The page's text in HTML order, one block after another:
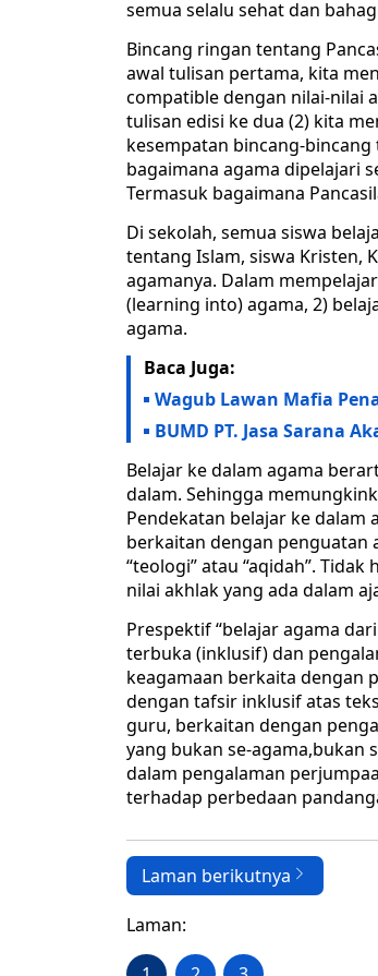
semua selalu sehat dan
Bincang ringan tentang
awal tulisan pertama, kita
compatible dengan nilai-nilai
tulisan edisi ke dua (2) kita
kesempatan bincang-
bagaimana agama dipelajari
Termasuk bagaimana
Di sekolah, semua siswa
tentang Islam, siswa Kristen,
agamanya. Dalam
(learning into) agama, 2)
agama.
Baca Juga:
Wagub Lawan Mafia
BUMD PT. Jasa Sarana
Belajar ke dalam agama
dalam. Sehingga
Pendekatan belajar ke
berkaitan dengan penguatan
“teologi” atau “aqidah”.
nilai akhlak yang ada dalam
Prespektif “belajar agama
terbuka (inklusif) dan
keagamaan berkaita dengan
dengan tafsir inklusif atas
guru, berkaitan dengan
yang bukan se-agama,bukan
dalam pengalaman
terhadap perbedaan
Laman berikutnya
Laman: